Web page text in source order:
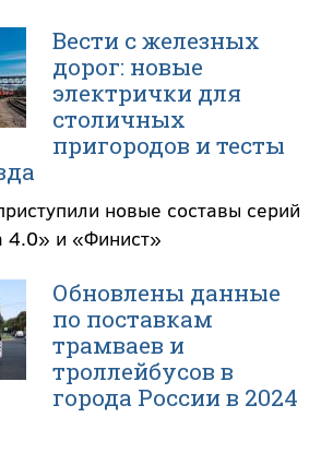
Вести с железных
дорог: новые
электрички для
столичных
пригородов и тесты
новые составы серий
и «Финист»
Обновлены данные
по поставкам
трамваев и
троллейбусов в
города России в 2024